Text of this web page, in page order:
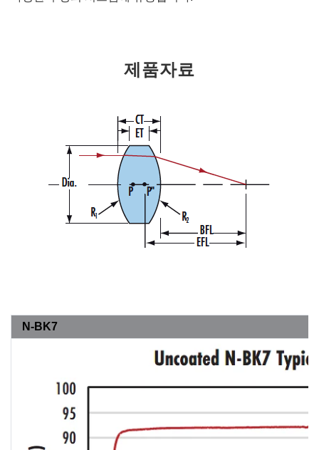
제품자료
N-BK7